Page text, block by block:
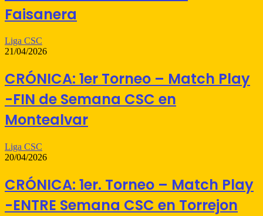
Faisanera
Liga CSC
21/04/2026
CRÓNICA: 1er Torneo – Match Play
-FIN de Semana CSC en
Montealvar
Liga CSC
20/04/2026
CRÓNICA: 1er. Torneo – Match Play
-ENTRE Semana CSC en Torrejon